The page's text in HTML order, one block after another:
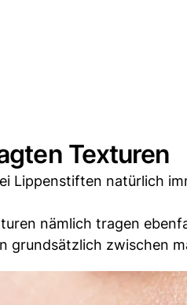
Texturen
Lippenstiften natürlich
nämlich tragen
grundsätzlich zwischen